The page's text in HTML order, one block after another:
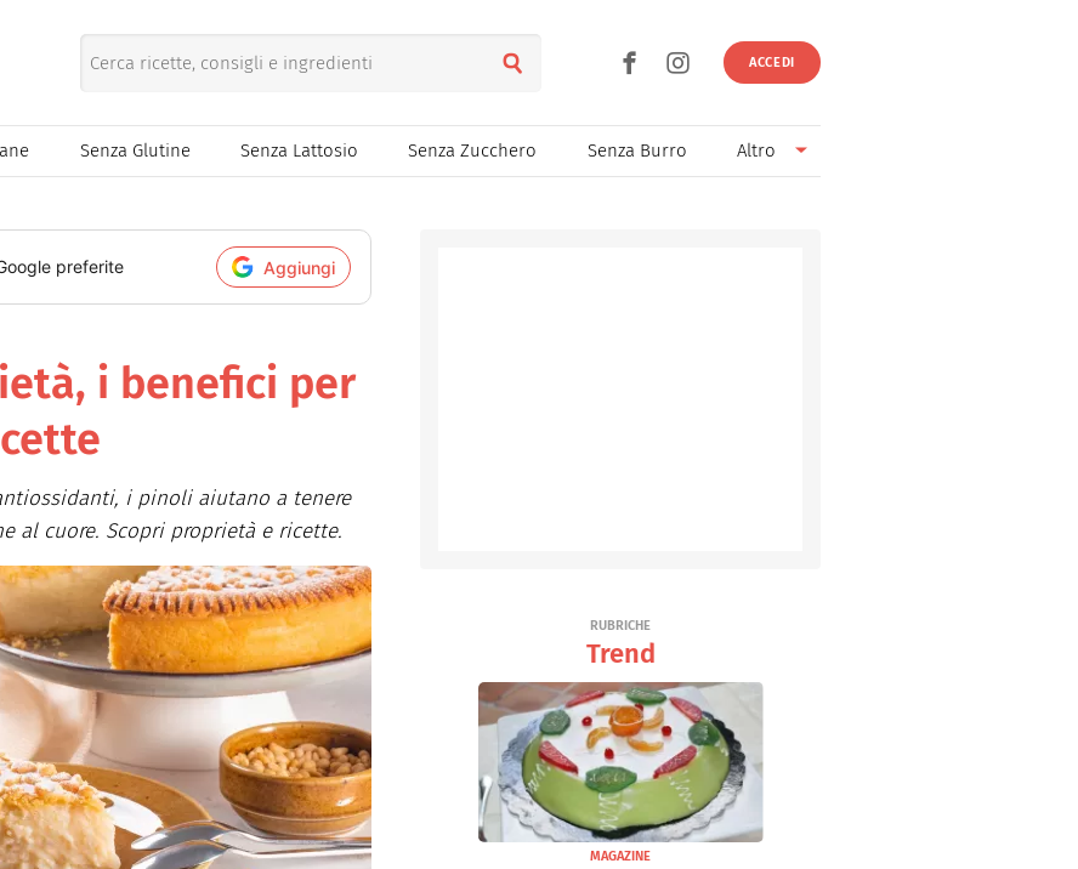
ACCEDI
Senza Glutine Senza Lattosio Senza Zucchero Senza Burro Altro
preferite Aggiungi
i benefici per
i pinoli aiutano a tenere
al cuore. Scopri proprietà e ricette.
RUBRICHE
Trend
MAGAZINE